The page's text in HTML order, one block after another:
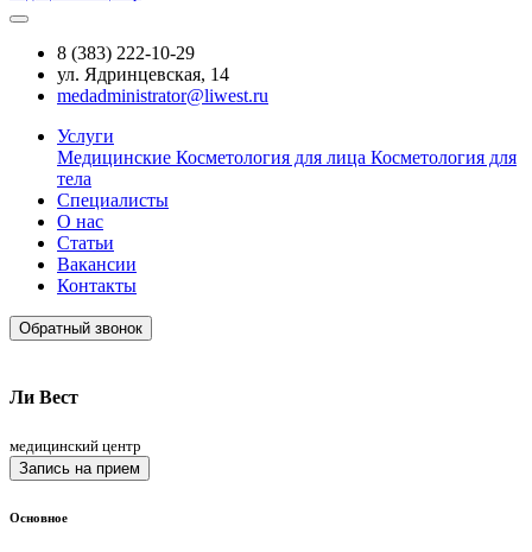
8 (383) 222-10-29
ул. Ядринцевская, 14
medadministrator@liwest.ru
Услуги
Медицинские Косметология для лица Косметология для
тела
Специалисты
О нас
Статьи
Вакансии
Контакты
Обратный звонок
Ли Вест
медицинский центр
Запись на прием
Основное